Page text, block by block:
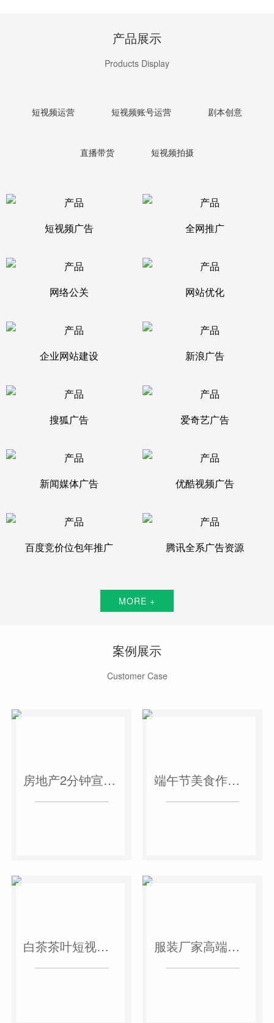
产品展示
Products Display
短视频运营 短视频账号运营 剧本创意
直播带货 短视频拍摄
短视频广告 全网推广
网络公关 网站优化
企业网站建设 新浪广告
搜狐广告 爱奇艺广告
新闻媒体广告 优酷视频广告
百度竞价位包年推广 腾讯全系广告资源
MORE +
案例展示
Customer Case
房地产2分钟宣传片 端午节美食作品短视频案例
白茶茶叶短视频作品 服装厂家高端短视频作品